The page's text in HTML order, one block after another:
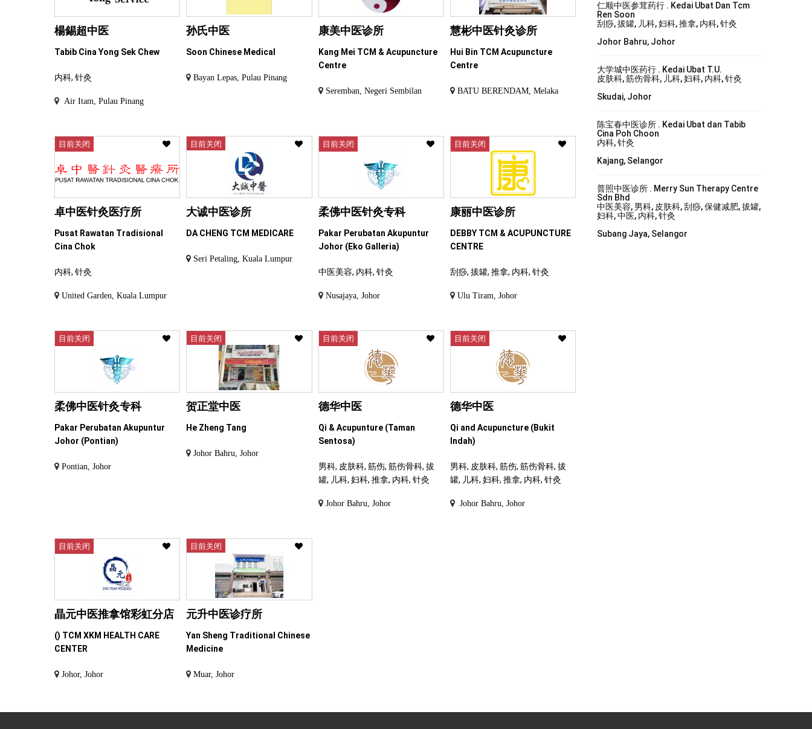
楊錫超中医
Tabib Cina Yong Sek Chew
内科, 针灸
Air Itam, Pulau Pinang
孙氏中医
Soon Chinese Medical
Bayan Lepas, Pulau Pinang
康美中医诊所
Kang Mei TCM & Acupuncture
Centre
Seremban, Negeri Sembilan
慧彬中医针灸诊所
Hui Bin TCM Acupuncture
Centre
BATU BERENDAM, Melaka
目前关闭
卓中医针灸医疗所
Pusat Rawatan Tradisional
Cina Chok
内科, 针灸
United Garden, Kuala Lumpur
目前关闭
大诚中医诊所
DA CHENG TCM MEDICARE
Seri Petaling, Kuala Lumpur
目前关闭
柔佛中医针灸专科
Pakar Perubatan Akupuntur
Johor (Eko Galleria)
中医美容, 内科, 针灸
Nusajaya, Johor
目前关闭
康丽中医诊所
DEBBY TCM & ACUPUNCTURE
CENTRE
刮痧, 拔罐, 推拿, 内科, 针灸
Ulu Tiram, Johor
目前关闭
柔佛中医针灸专科
Pakar Perubatan Akupuntur
Johor (Pontian)
Pontian, Johor
目前关闭
贺正堂中医
He Zheng Tang
Johor Bahru, Johor
目前关闭
德华中医
Qi & Acupunture (Taman
Sentosa)
男科, 皮肤科, 筋伤, 筋伤骨科, 拔
罐, 儿科, 妇科, 推拿, 内科, 针灸
Johor Bahru, Johor
目前关闭
德华中医
Qi and Acupuncture (Bukit
Indah)
男科, 皮肤科, 筋伤, 筋伤骨科, 拔
罐, 儿科, 妇科, 推拿, 内科, 针灸
Johor Bahru, Johor
目前关闭
晶元中医推拿馆彩虹分店
() TCM XKM HEALTH CARE
CENTER
Johor, Johor
目前关闭
元升中医诊疗所
Yan Sheng Traditional Chinese
Medicine
Muar, Johor
仁顺中医参茸药行 . Kedai Ubat Dan Tcm
Ren Soon
刮痧, 拔罐, 儿科, 妇科, 推拿, 内科, 针灸
Johor Bahru, Johor
大学城中医药行 . Kedai Ubat T.U.
皮肤科, 筋伤骨科, 儿科, 妇科, 内科, 针灸
Skudai, Johor
陈宝春中医诊所 . Kedai Ubat dan Tabib
Cina Poh Choon
内科, 针灸
Kajang, Selangor
普照中医诊所 . Merry Sun Therapy Centre
Sdn Bhd
中医美容, 男科, 皮肤科, 刮痧, 保健减肥, 拔罐,
妇科, 中医, 内科, 针灸
Subang Jaya, Selangor